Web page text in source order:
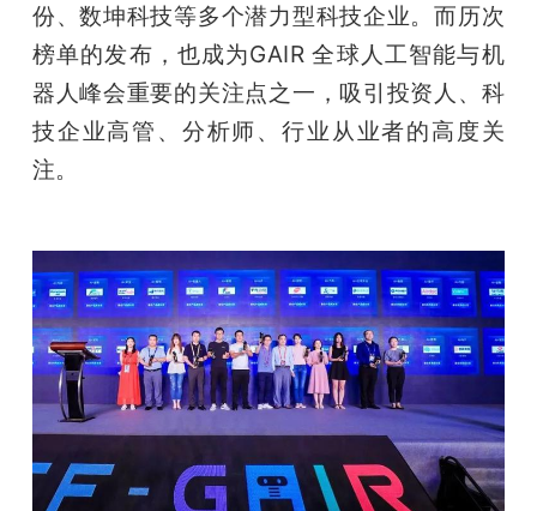
份、数坤科技等多个潜力型科技企业。而历次
榜单的发布，也成为GAIR 全球人工智能与机
器人峰会重要的关注点之一，吸引投资人、科
技企业高管、分析师、行业从业者的高度关
注。